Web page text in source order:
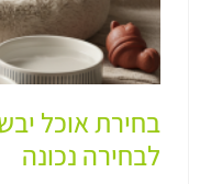
בחירת אוכל
לבחירה נכונה